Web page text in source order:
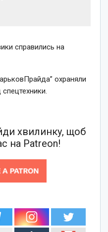
справились на
охраняли
хвилинку, щоб
на Patreon!